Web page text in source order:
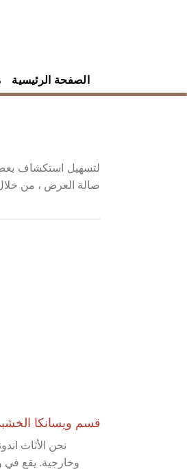
الصفحة الرئيسية
لتسهيل استكشاف بعض
صالة العرض ، من
قسم ويسانكا
نحن الأثاث